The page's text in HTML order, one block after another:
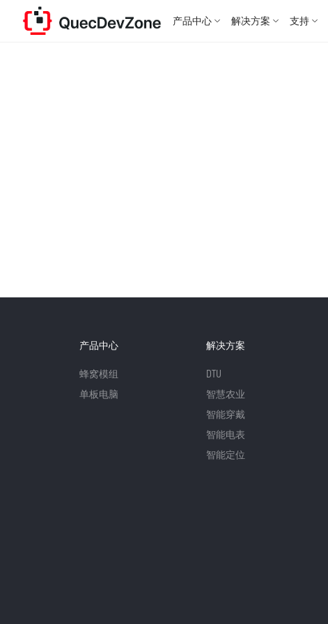
产品中心 解决方案 支持
产品中心
蜂窝模组
单板电脑
解决方案
DTU
智慧农业
智能穿戴
智能电表
智能定位